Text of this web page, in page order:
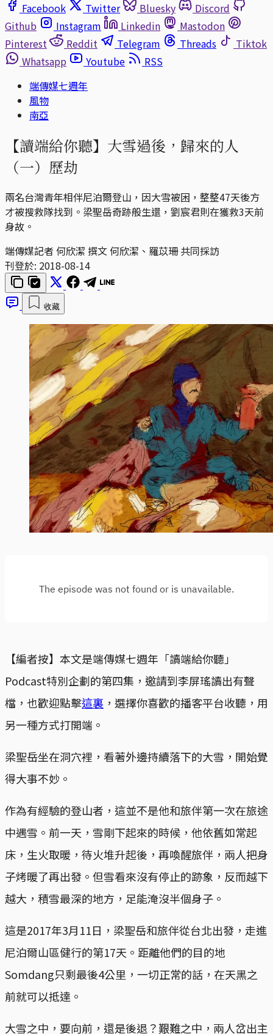
Facebook
Twitter Bluesky
Discord
Github
Instagram Linkedin
Mastodon
Pinterest
Reddit Telegram Threads
Tiktok
Whatsapp
Youtube
RSS
端傳媒七週年
風物
南亞
【讀端給你聽】大雪過後，歸來的人
（一）歷劫
兩名台灣青年相伴尼泊爾登山，因大雪被困，整整47天後方
才被搜救隊找到。梁聖岳奇跡般生還，劉宸君則在獲救3天前
身故。
端傳媒記者 何欣潔 撰文 何欣潔、羅苡珊 共同採訪
刊登於: 2018-08-14
收藏
【編者按】本文是端傳媒七週年「讀端給你聽」
Podcast特別企劃的第四集，邀請到李屏瑤讀出有聲
檔，也歡迎點擊這裏 ，選擇你喜歡的播客平台收聽，用
另一種方式打開端。
梁聖岳坐在洞穴裡，看著外邊持續落下的大雪，開始覺
得大事不妙。
作為有經驗的登山者，這並不是他和旅伴第一次在旅途
中遇雪。前一天，雪剛下起來的時候，他依舊如常起
床，生火取暖，待火堆升起後，再喚醒旅伴，兩人把身
子烤暖了再出發。但雪看來沒有停止的跡象，反而越下
越大，積雪最深的地方，足能淹沒半個身子。
這是2017年3月11日，梁聖岳和旅伴從台北出發，走進
尼泊爾山區健行的第17天。距離他們的目的地
Somdang只剩最後4公里，一切正常的話，在天黑之
前就可以抵達。
大雪之中，要向前，還是後退？艱難之中，兩人岔出主